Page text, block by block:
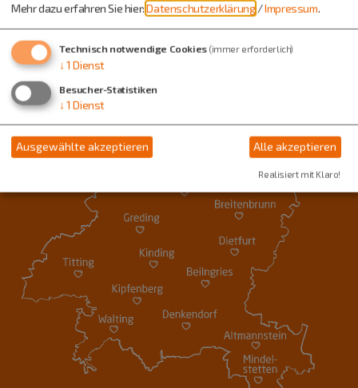
Mehr dazu erfahren Sie hier:Datenschutzerklärung /Impressum.
Technisch notwendige Cookies (immer erforderlich)
↓ 1 Dienst
Besucher-Statistiken
↓ 1 Dienst
Ausgewählte akzeptieren Alle akzeptieren
Realisiert mit Klaro!